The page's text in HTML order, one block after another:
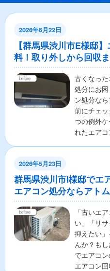
2026年6月22日
【群馬県渋川市E様邸
料！取り外しから回収
古くなっ
処分にお
ン処分な
前にチェ
つの例外
れたエア
2026年5月23日
群馬県渋川市I様邸でエ
エアコン処分ならアト
「古いエ
い」「リ
抑えたい
んか？も
でエアコン
エアコン